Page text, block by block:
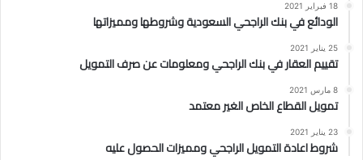
18 فبراير 2021
الودائع في بنك الراجحي السعودية وشروطها ومميزاتها
25 يناير 2021
تقييم العقار في بنك الراجحي ومعلومات عن صرف التمويل
8 مارس 2021
تمويل القطاع الخاص الغير معتمد
23 يناير 2021
شروط اعادة التمويل الراجحي ومميزات الحصول عليه